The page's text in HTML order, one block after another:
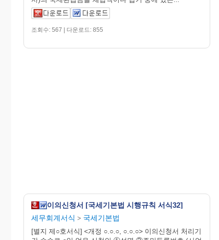
조회수: 567 | 다운로드: 855
이의신청서 [국세기본법 시행규칙 서식32]
세무회계서식 > 국세기본법
[별지 제○호서식] <개정 ○.○.○, ○.○.○> 이의신청서 처리기